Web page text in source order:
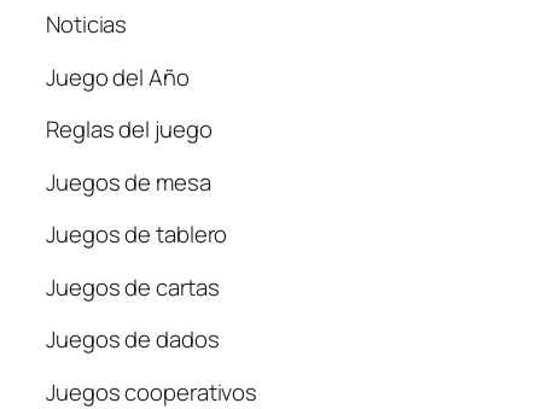
Noticias
Juego del Año
Reglas del juego
Juegos de mesa
Juegos de tablero
Juegos de cartas
Juegos de dados
Juegos cooperativos